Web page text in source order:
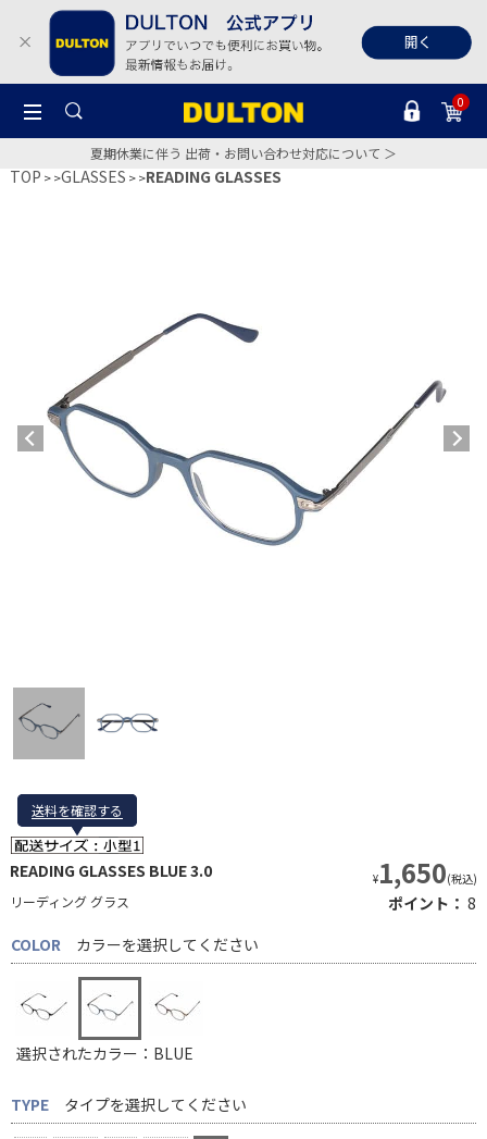
0
夏期休業に伴う 出荷・お問い合わせ対応について ＞
TOP >GLASSES >READING GLASSES
送料を確認する
送料を確認する
READING GLASSES BLUE 3.0
リーディング グラス
¥1,650(税込)
ポイント： 8
COLOR
カラーを選択してください
選択されたカラー：BLUE
TYPE タイプを選択してください